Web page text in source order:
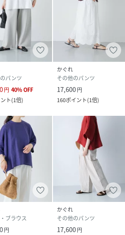
2040208-p-bD RJ4366)
パンツ
円 40%OFF
ト(1倍)
かぐれ
その他のパンツ
17,600円
160ポイント(1倍)
ブラウス
円
かぐれ
その他のパンツ
17,600円